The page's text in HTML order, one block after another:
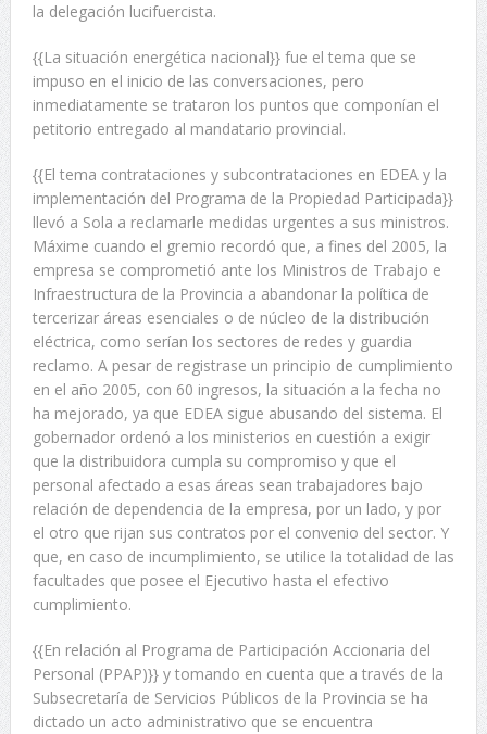
la delegación lucifuercista.
{{La situación energética nacional}} fue el tema que se
impuso en el inicio de las conversaciones, pero
inmediatamente se trataron los puntos que componían el
petitorio entregado al mandatario provincial.
{{El tema contrataciones y subcontrataciones en EDEA y la
implementación del Programa de la Propiedad Participada}}
llevó a Sola a reclamarle medidas urgentes a sus ministros.
Máxime cuando el gremio recordó que, a fines del 2005, la
empresa se comprometió ante los Ministros de Trabajo e
Infraestructura de la Provincia a abandonar la política de
tercerizar áreas esenciales o de núcleo de la distribución
eléctrica, como serían los sectores de redes y guardia
reclamo. A pesar de registrase un principio de cumplimiento
en el año 2005, con 60 ingresos, la situación a la fecha no
ha mejorado, ya que EDEA sigue abusando del sistema. El
gobernador ordenó a los ministerios en cuestión a exigir
que la distribuidora cumpla su compromiso y que el
personal afectado a esas áreas sean trabajadores bajo
relación de dependencia de la empresa, por un lado, y por
el otro que rijan sus contratos por el convenio del sector. Y
que, en caso de incumplimiento, se utilice la totalidad de las
facultades que posee el Ejecutivo hasta el efectivo
cumplimiento.
{{En relación al Programa de Participación Accionaria del
Personal (PPAP)}} y tomando en cuenta que a través de la
Subsecretaría de Servicios Públicos de la Provincia se ha
dictado un acto administrativo que se encuentra